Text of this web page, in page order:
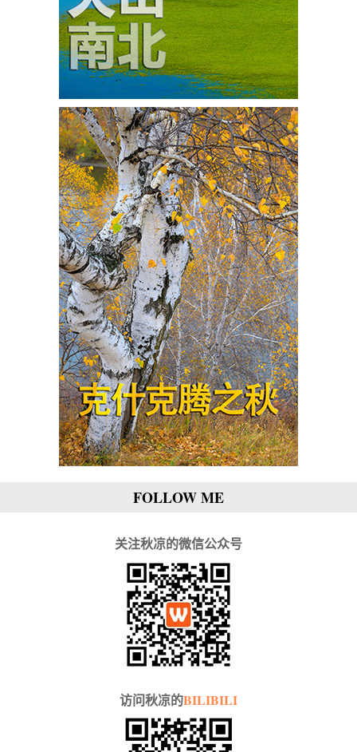
FOLLOW ME
关注秋凉的微信公众号
访问秋凉的BILIBILI